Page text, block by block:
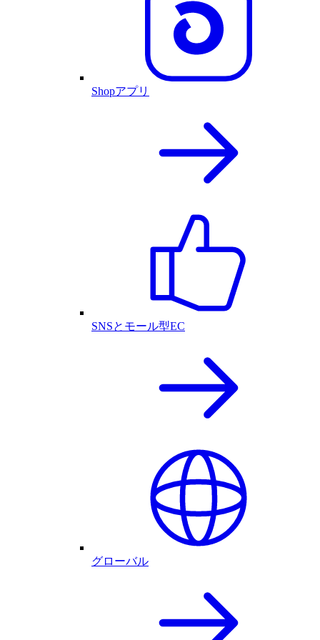
Shopアプリ
SNSとモール型EC
グローバル